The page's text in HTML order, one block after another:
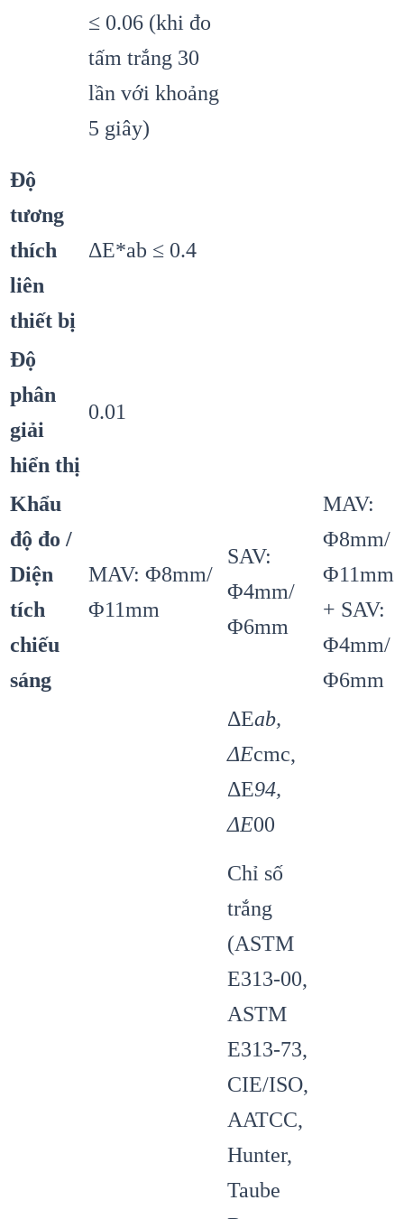
≤ 0.06 (khi đo
tấm trắng 30
lần với khoảng
5 giây)
Độ
tương
thích
liên
thiết bị
ΔE*ab ≤ 0.4
Độ
phân
giải
hiển thị
0.01
Khẩu
độ đo /
Diện
tích
chiếu
sáng
MAV: Φ8mm/
Φ11mm
SAV:
Φ4mm/
Φ6mm
MAV:
Φ8mm/
Φ11mm
+ SAV:
Φ4mm/
Φ6mm
ΔEab,
ΔEcmc,
ΔE94,
ΔE00
Chỉ số
trắng
(ASTM
E313-00,
ASTM
E313-73,
CIE/ISO,
AATCC,
Hunter,
Taube